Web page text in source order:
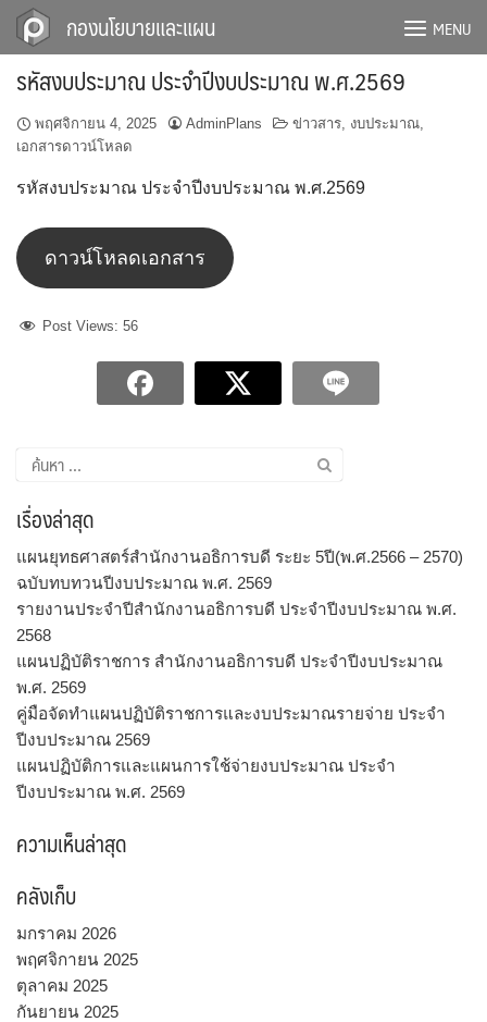
Skip
content
กองนโยบายและแผน MENU
รหัสงบประมาณ ประจำปีงบประมาณ พ.ศ.2569
พฤศจิกายน 4, 2025 AdminPlans ข่าวสาร, งบประมาณ,
เอกสารดาวน์โหลด
รหัสงบประมาณ ประจำปีงบประมาณ พ.ศ.2569
ดาวน์โหลดเอกสาร
Post Views: 56
ค้นหา
สำหรับ:
เรื่องล่าสุด
แผนยุทธศาสตร์สำนักงานอธิการบดี ระยะ 5ปี(พ.ศ.2566 – 2570)
ฉบับทบทวนปีงบประมาณ พ.ศ. 2569
รายงานประจำปีสำนักงานอธิการบดี ประจำปีงบประมาณ พ.ศ.
2568
แผนปฏิบัติราชการ สำนักงานอธิการบดี ประจำปีงบประมาณ
พ.ศ. 2569
คู่มือจัดทำแผนปฏิบัติราชการและงบประมาณรายจ่าย ประจำ
ปีงบประมาณ 2569
แผนปฏิบัติการและแผนการใช้จ่ายงบประมาณ ประจำ
ปีงบประมาณ พ.ศ. 2569
ความเห็นล่าสุด
คลังเก็บ
มกราคม 2026
พฤศจิกายน 2025
ตุลาคม 2025
กันยายน 2025